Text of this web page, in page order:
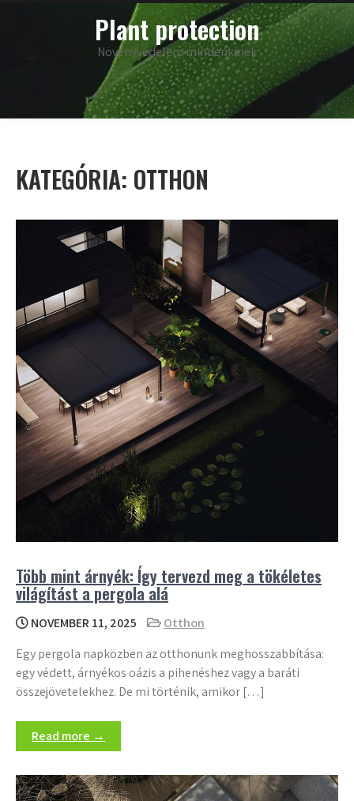
Plant protection
Növényvédelem mindenkinek
main
KATEGÓRIA: OTTHON
Több mint árnyék: Így tervezd meg a tökéletes
világítást a pergola alá
NOVEMBER 11, 2025
Otthon
Egy pergola napközben az otthonunk meghosszabbítása:
egy védett, árnyékos oázis a pihenéshez vagy a baráti
összejövetelekhez. De mi történik, amikor […]
Read more →